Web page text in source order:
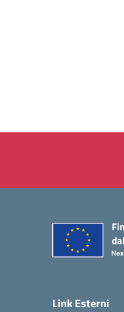
Link Esterni